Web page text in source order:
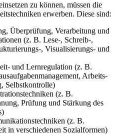
zu können, müssen die
erwerben. Diese sind:
Überprüfung, Verarbeitung und
(z. B. Lese-, Schreib-,
, Visualisierungs- und
und Lernregulation (z. B.
Arbeits-
Selbstkontrolle)
(z. B.
Prüfung und Stärkung des
(z. B.
in verschiedenen Sozialformen)